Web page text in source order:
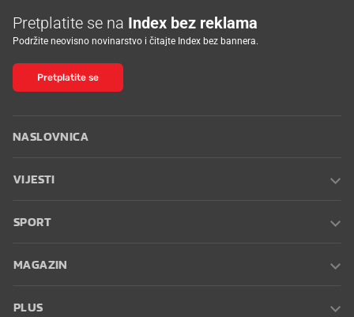
Pretplatite se na Index bez reklama
Podržite neovisno novinarstvo i čitajte Index bez bannera.
Pretplatite se
NASLOVNICA
VIJESTI
SPORT
MAGAZIN
PLUS